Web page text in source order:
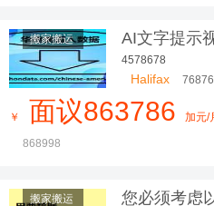
搬家搬运
AI文字提示
力
4578678
Halifax 76876
￥ 面议863786 加元/
868998
搬家搬运
您必须考虑